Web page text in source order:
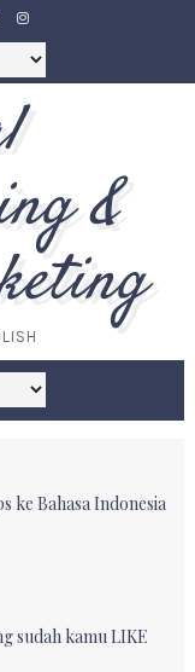
&
ke Bahasa Indonesia
sudah kamu LIKE